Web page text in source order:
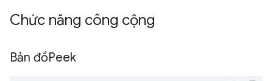
Chức năng công cộng
Bản đồPeek